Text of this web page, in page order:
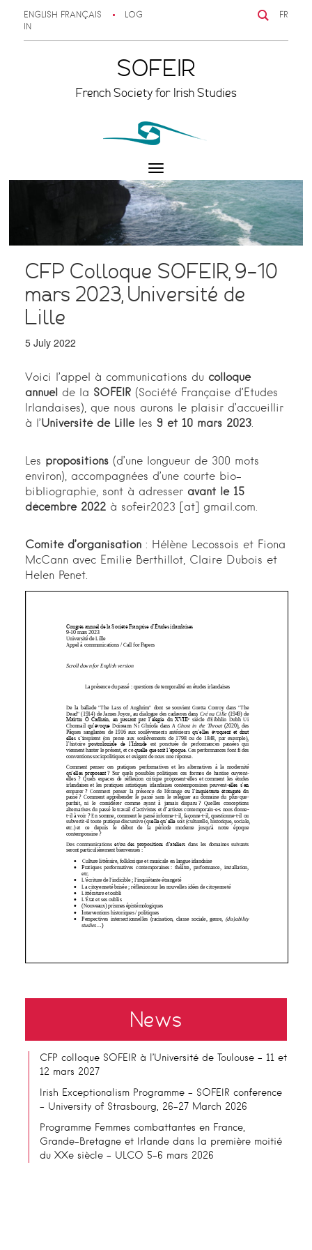
ENGLISH FRANÇAIS
LOG
IN
FR
SOFEIR
French Society for Irish Studies
Toggle
navigation
CFP Colloque SOFEIR, 9-10
mars 2023, Université de
Lille
5 July 2022
Voici l’appel à communications du colloque
annuel de la SOFEIR (Société Française d’Etudes
Irlandaises), que nous aurons le plaisir d’accueillir
à l’Université de Lilleles 9 et 10 mars 2023.
Les propositions (d’une longueur de 300 mots
environ), accompagnées d’une courte bio-
bibliographie, sont à adresser avant le 15
décembre 2022à sofeir2023 [at] gmail.com.
Comité d’organisation : Hélène Lecossois et Fiona
McCann avec Emilie Berthillot, Claire Dubois et
Helen Penet.
News
CFP colloque SOFEIR à l’Université de Toulouse – 11 et
12 mars 2027
Irish Exceptionalism Programme – SOFEIR conference
– University of Strasbourg, 26-27 March 2026
Programme Femmes combattantes en France,
Grande-Bretagne et Irlande dans la première moitié
du XXe siècle – ULCO 5-6 mars 2026